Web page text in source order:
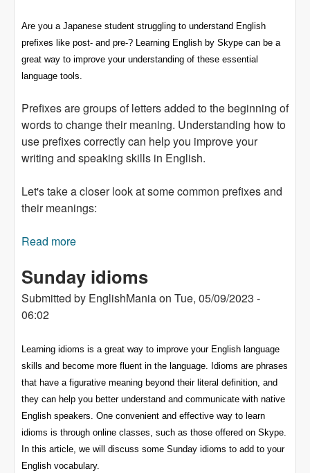
Are you a Japanese student struggling to understand English
prefixes like post- and pre-? Learning English by Skype can be a
great way to improve your understanding of these essential
language tools.
Prefixes are groups of letters added to the beginning of
words to change their meaning. Understanding how to
use prefixes correctly can help you improve your
writing and speaking skills in English.
Let's take a closer look at some common prefixes and
their meanings:
Read more
Sunday idioms
Submitted by EnglishManiaon Tue, 05/09/2023 -
06:02
Learning idioms is a great way to improve your English language
skills and become more fluent in the language. Idioms are phrases
that have a figurative meaning beyond their literal definition, and
they can help you better understand and communicate with native
English speakers. One convenient and effective way to learn
idioms is through online classes, such as those offered on Skype.
In this article, we will discuss some Sunday idioms to add to your
English vocabulary.